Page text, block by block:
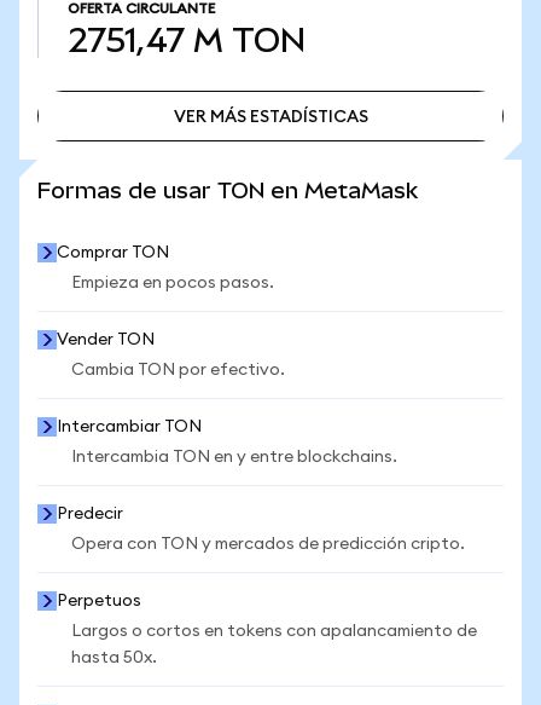
OFERTA CIRCULANTE
2751,47 M TON
VER MÁS ESTADÍSTICAS
Formas de usar TON en MetaMask
Comprar TON
Empieza en pocos pasos.
Vender TON
Cambia TON por efectivo.
Intercambiar TON
Intercambia TON en y entre blockchains.
Predecir
Opera con TON y mercados de predicción cripto.
Perpetuos
Largos o cortos en tokens con apalancamiento de
hasta 50x.